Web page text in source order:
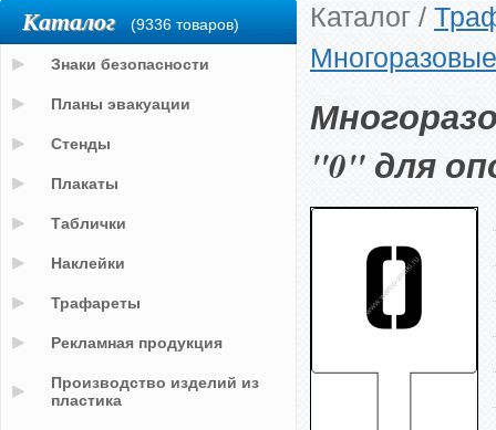
Каталог /
"0" для
Каталог (9336 товаров)
Знаки безопасности
Планы эвакуации
Стенды
Плакаты
Таблички
Наклейки
Трафареты
Рекламная продукция
Производство изделий из
пластика